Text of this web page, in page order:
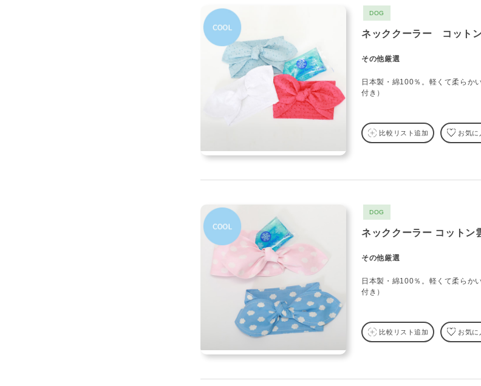
DOG
ネッククーラー コットン
その他厳選
日本製・綿100％。軽くて柔らか
付き）
比較リスト追加 お気に
DOG
ネッククーラー コットン
その他厳選
日本製・綿100％。軽くて柔らか
付き）
比較リスト追加 お気に